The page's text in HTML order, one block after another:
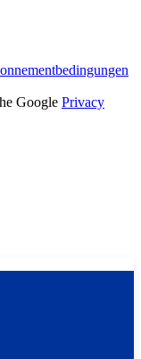
Google Privacy